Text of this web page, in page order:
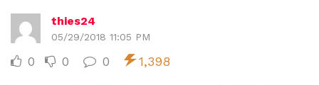
thies24
05/29/2018 11:05 PM
0 0 0 1,398